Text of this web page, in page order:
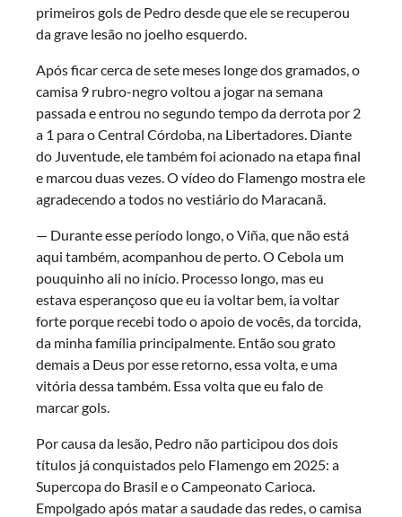
primeiros gols de Pedro desde que ele se recuperou
da grave lesão no joelho esquerdo.
Após ficar cerca de sete meses longe dos gramados, o
camisa 9 rubro-negro voltou a jogar na semana
passada e entrou no segundo tempo da derrota por 2
a 1 para o Central Córdoba, na Libertadores. Diante
do Juventude, ele também foi acionado na etapa final
e marcou duas vezes. O vídeo do Flamengo mostra ele
agradecendo a todos no vestiário do Maracanã.
— Durante esse período longo, o Viña, que não está
aqui também, acompanhou de perto. O Cebola um
pouquinho ali no início. Processo longo, mas eu
estava esperançoso que eu ia voltar bem, ia voltar
forte porque recebi todo o apoio de vocês, da torcida,
da minha família principalmente. Então sou grato
demais a Deus por esse retorno, essa volta, e uma
vitória dessa também. Essa volta que eu falo de
marcar gols.
Por causa da lesão, Pedro não participou dos dois
títulos já conquistados pelo Flamengo em 2025: a
Supercopa do Brasil e o Campeonato Carioca.
Empolgado após matar a saudade das redes, o camisa